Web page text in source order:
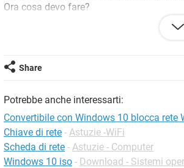
Ora cosa devo fare?
Quindi credo sia un problema di banda
Grazie a chi risponderà.
Share
Potrebbe anche interessarti:
Convertibile con Windows 10 blocca rete
Chiave di rete - Astuzie -WiFi
Scheda di rete - Astuzie - Computer
Windows 10 iso - Download - Sistemi